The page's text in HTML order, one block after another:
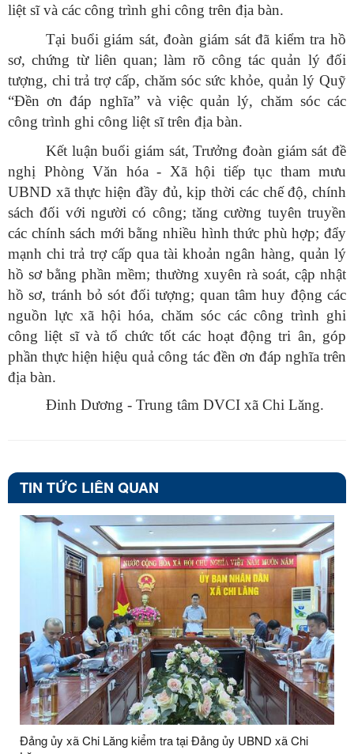
liệt sĩ và các công trình ghi công trên địa bàn.
Tại buổi giám sát, đoàn giám sát đã kiểm tra hồ
sơ, chứng từ liên quan; làm rõ công tác quản lý đối
tượng, chi trả trợ cấp, chăm sóc sức khỏe, quản lý Quỹ
“Đền ơn đáp nghĩa” và việc quản lý, chăm sóc các
công trình ghi công liệt sĩ trên địa bàn.
Kết luận buổi giám sát, Trưởng đoàn giám sát đề
nghị Phòng Văn hóa - Xã hội tiếp tục tham mưu
UBND xã thực hiện đầy đủ, kịp thời các chế độ, chính
sách đối với người có công; tăng cường tuyên truyền
các chính sách mới bằng nhiều hình thức phù hợp; đẩy
mạnh chi trả trợ cấp qua tài khoản ngân hàng, quản lý
hồ sơ bằng phần mềm; thường xuyên rà soát, cập nhật
hồ sơ, tránh bỏ sót đối tượng; quan tâm huy động các
nguồn lực xã hội hóa, chăm sóc các công trình ghi
công liệt sĩ và tổ chức tốt các hoạt động tri ân, góp
phần thực hiện hiệu quả công tác đền ơn đáp nghĩa trên
địa bàn.
Đinh Dương - Trung tâm DVCI xã Chi Lăng.
TIN TỨC LIÊN QUAN
Đảng ủy xã Chi Lăng kiểm tra tại Đảng ủy UBND xã Chi